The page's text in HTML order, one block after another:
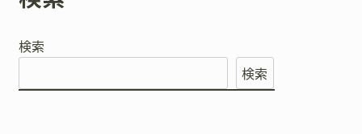
検索
検索